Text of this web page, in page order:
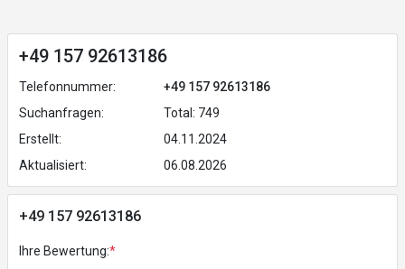
+49 157 92613186
Telefonnummer:
+49 157 92613186
Suchanfragen:
Total: 749
Erstellt:
04.11.2024
Aktualisiert:
06.08.2026
+49 157 92613186
Ihre Bewertung:*